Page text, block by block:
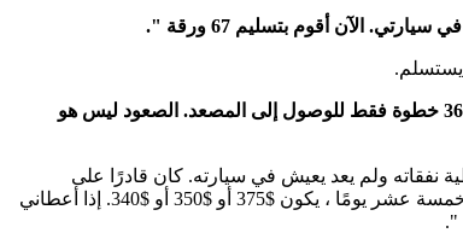
يستسلم.
"كل يوم أقوم بتسليم الأوراق. أرتفع 868 خطوة. ليس مرة واحدة ولكن في يوم واحد. عمري 74 سنة. أسلم في مجمع سكني جميل. ولكن ، هناك 36 خطوة فقط للوصول إلى المصعد. الصعود ليس هو
نفقاته ولم يعد يعيش في سيارته. كان قادرًا على
الوصول إلى مرفق معيشة كبار منخفض التكلفة لكنه لا يزال يعيش من شهر إلى آخر. "إن إيجاري هو $ 1،363. راتبي هو $750. إذا قمت بعمل $750. كل خمسة عشر يومًا ، يكون $375 أو $350 أو $340. إذا أعطاني
".